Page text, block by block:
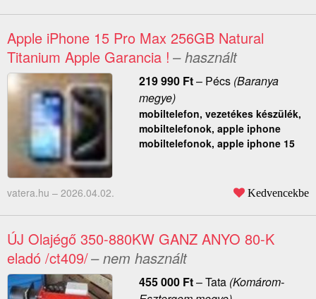
Apple iPhone 15 Pro Max 256GB Natural
Titanium Apple Garancia ! – használt
219 990 Ft– Pécs(Baranya
megye)
mobiltelefon, vezetékes készülék,
mobiltelefonok, apple iphone
mobiltelefonok, apple iphone 15
vatera.hu – 2026.04.02. Kedvencekbe
ÚJ Olajégő 350-880KW GANZ ANYO 80-K
eladó /ct409/– nem használt
455 000 Ft–Tata(Komárom-